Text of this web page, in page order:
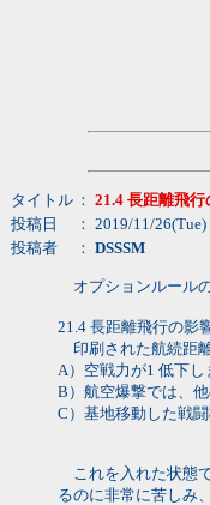
タイトル ： 21.4 長距離飛
投稿日
： 2019/11/
投稿者
： DSSSM
オプションルール
21.4 長距離飛行の影
印刷された航続距
A）空戦力が1 低下し
B）航空爆撃では、
C）基地移動した戦
これを入れた状態
るのに非常に苦しみ